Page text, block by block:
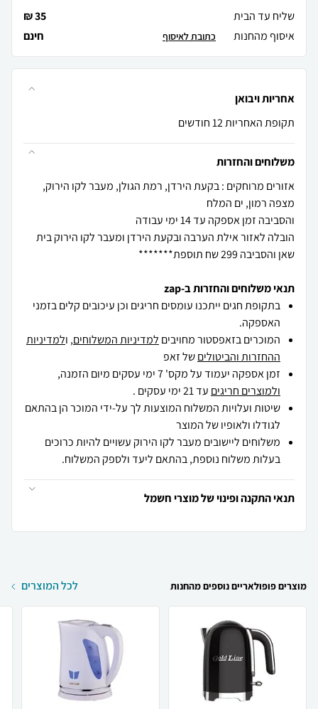
שליח עד הבית
35 ₪
איסוף מהחנות
חינם כתובת לאיסוף
אחריות ויבואן
תקופת האחריות 12 חודשים
משלוחים והחזרות
אזורים מרוחקים : בקעת הירדן, רמת הגולן, מעבר לקו הירוק,
הובלה לאזור אילת הערבה ובקעת הירדן ומעבר לקו הירוק בית
שאן והסביבה 299 שח תוספת*******
תנאי משלוחים והחזרות ב-zap
בתקופת חגים ייתכנו עומסים חריגים וכן עיכובים קלים בזמני
האספקה.
המוכרים בזאפסטור מחויבים למדיניות המשלוחים, ולמדיניות
ההחזרות והביטוליםשל זאפ
זמן אספקה יעמוד על מקס' 7 ימי עסקים מיום הזמנה,
ולמוצרים חריגים עד 21 ימי עסקים .
שיטות ועלויות המשלוח המוצעות לך על-ידי המוכר הן בהתאם
לגודלו ולאופיו של המוצר
משלוחים ליישובים מעבר לקו הירוק עשויים להיות כרוכים
בעלות משלוח נוספת, בהתאם ליעד ולספק המשלוח.
תנאי התקנה ופינוי של מוצרי חשמל
מוצרים פופולאריים נוספים מהחנות לכל המוצרים